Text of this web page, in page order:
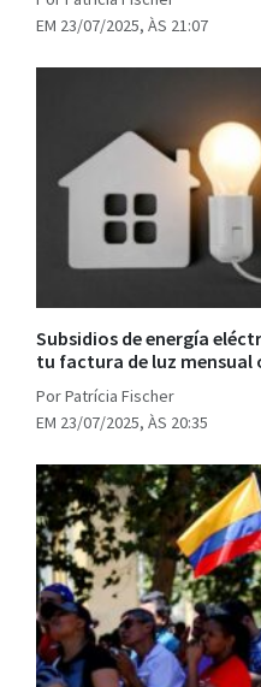
EM 23/07/2025, ÀS 21:07
Subsidios de energía
tu factura de luz mensual
Por Patrícia Fischer
EM 23/07/2025, ÀS 20:35